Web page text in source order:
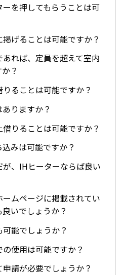
を押してもらうことは可
げることは可能ですか？
れば、定員を超えて室内
？
ることは可能ですか？
りますか？
りることは可能ですか？
みは可能ですか？
、IHヒーターならば良い
ムページに掲載されてい
いでしょうか？
能でしょうか？
使用は可能ですか？
請が必要でしょうか？